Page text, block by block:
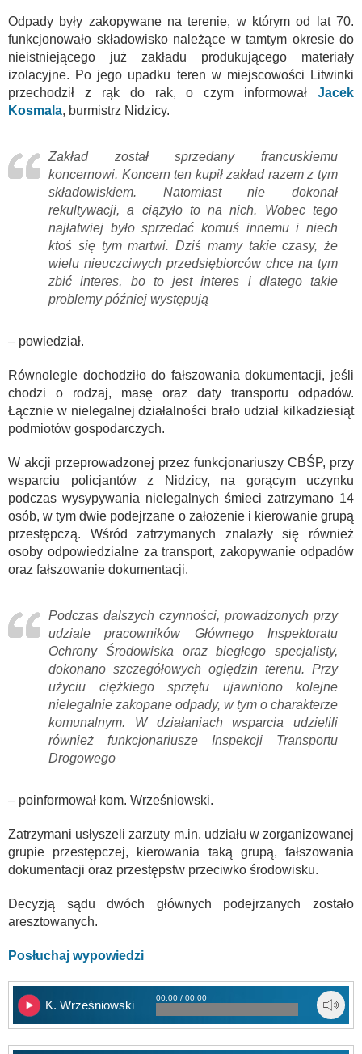
Odpady były zakopywane na terenie, w którym od lat 70.
funkcjonowało składowisko należące w tamtym okresie do
nieistniejącego już zakładu produkującego materiały
izolacyjne. Po jego upadku teren w miejscowości Litwinki
przechodził z rąk do rak, o czym informował Jacek
Kosmala, burmistrz Nidzicy.
Zakład został sprzedany francuskiemu
koncernowi. Koncern ten kupił zakład razem z tym
składowiskiem. Natomiast nie dokonał
rekultywacji, a ciążyło to na nich. Wobec tego
najłatwiej było sprzedać komuś innemu i niech
ktoś się tym martwi. Dziś mamy takie czasy, że
wielu nieuczciwych przedsiębiorców chce na tym
zbić interes, bo to jest interes i dlatego takie
problemy później występują
– powiedział.
Równolegle dochodziło do fałszowania dokumentacji, jeśli
chodzi o rodzaj, masę oraz daty transportu odpadów.
Łącznie w nielegalnej działalności brało udział kilkadziesiąt
podmiotów gospodarczych.
W akcji przeprowadzonej przez funkcjonariuszy CBŚP, przy
wsparciu policjantów z Nidzicy, na gorącym uczynku
podczas wysypywania nielegalnych śmieci zatrzymano 14
osób, w tym dwie podejrzane o założenie i kierowanie grupą
przestępczą. Wśród zatrzymanych znalazły się również
osoby odpowiedzialne za transport, zakopywanie odpadów
oraz fałszowanie dokumentacji.
Podczas dalszych czynności, prowadzonych przy
udziale pracowników Głównego Inspektoratu
Ochrony Środowiska oraz biegłego specjalisty,
dokonano szczegółowych oględzin terenu. Przy
użyciu ciężkiego sprzętu ujawniono kolejne
nielegalnie zakopane odpady, w tym o charakterze
komunalnym. W działaniach wsparcia udzielili
również funkcjonariusze Inspekcji Transportu
Drogowego
– poinformował kom. Wrześniowski.
Zatrzymani usłyszeli zarzuty m.in. udziału w zorganizowanej
grupie przestępczej, kierowania taką grupą, fałszowania
dokumentacji oraz przestępstw przeciwko środowisku.
Decyzją sądu dwóch głównych podejrzanych zostało
aresztowanych.
Posłuchaj wypowiedzi
K. Wrześniowski
00:00 / 00:00